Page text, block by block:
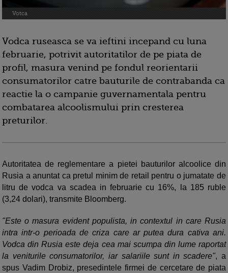
Votca
Vodca ruseasca se va ieftini incepand cu luna
februarie, potrivit autoritatilor de pe piata de
profil, masura venind pe fondul reorientarii
consumatorilor catre bauturile de contrabanda ca
reactie la o campanie guvernamentala pentru
combatarea alcoolismului prin cresterea
preturilor.
Autoritatea de reglementare a pietei bauturilor alcoolice din
Rusia a anuntat ca pretul minim de retail pentru o jumatate de
litru de vodca va scadea in februarie cu 16%, la 185 ruble
(3,24 dolari), transmite Bloomberg.
"Este o masura evident populista, in contextul in care Rusia
intra intr-o perioada de criza care ar putea dura cativa ani.
Vodca din Rusia este deja cea mai scumpa din lume raportat
la veniturile consumatorilor, iar salariile sunt in scadere", a
spus Vadim Drobiz, presedintele firmei de cercetare de piata